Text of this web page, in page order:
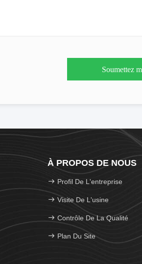
Soumettez
À PROPOS DE NOUS
Profil De L'entreprise
Visite De L'usine
Contrôle De La Qualité
Plan Du Site